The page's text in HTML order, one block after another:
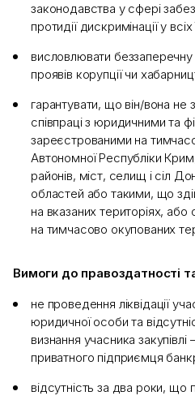
законодавства у сфері
протидії дискримінації у
висловлювати
проявів корупції чи
гарантувати, що він/вона не
співпраці з юридичними та
зареєстрованими на
Автономної Республіки
районів, міст, селищ і сіл
областей або такими, що
на вказаних територіях,
на тимчасово окупованих
Вимоги до правоздатності
не проведення ліквідації
юридичної особи та
визнання учасника
приватного підприємця
відсутність за два роки,